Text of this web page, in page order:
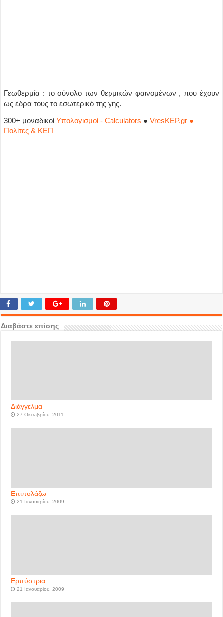
Γεωθερμία : το σύνολο των θερμικών φαινομένων , που έχουν
ως έδρα τους το εσωτερικό της γης.
300+ μοναδικοίΥπολογισμοί - Calculators ●VresKEP.gr ●
Πολίτες & ΚΕΠ
Διαβάστε επίσης
Διάγγελμα
27 Οκτωβρίου, 2011
Επιπολάζω
21 Ιανουαρίου, 2009
Ερπύστρια
21 Ιανουαρίου, 2009